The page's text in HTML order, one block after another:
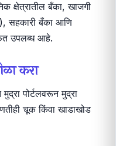
क्षेत्रातील बँका, खाजगी
सहकारी बँका आणि
उपलब्ध आहे.
करा
पोर्टलवरून मुद्रा
चूक किंवा खाडाखोड